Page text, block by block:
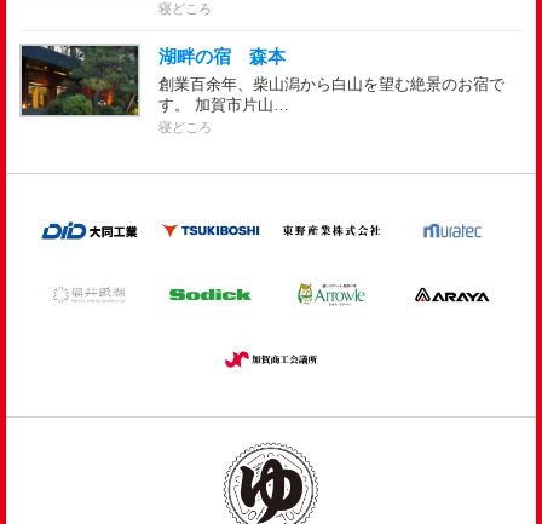
寝どころ
湖畔の宿 森本
創業百余年、柴山潟から白山を望む絶景のお宿で
す。 加賀市片山…
寝どころ